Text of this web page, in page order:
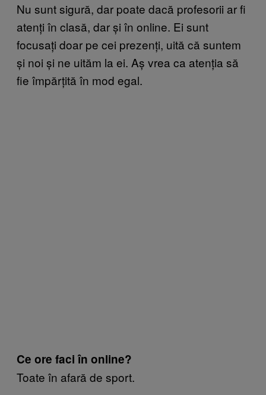
Nu sunt sigură, dar poate dacă profesorii ar fi
atenți în clasă, dar și în online. Ei sunt
focusați doar pe cei prezenți, uită că suntem
și noi și ne uităm la ei. Aș vrea ca atenția să
fie împărțită în mod egal.
Ce ore faci în online?
Toate în afară de sport.